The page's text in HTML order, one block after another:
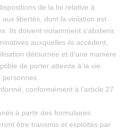
de la loi relative à
aux libertés, dont la violation est
Ils doivent notamment s’abstenir,
auxquelles ils accèdent,
détournée et d’une manière
de porter atteinte à la vie
conformément à l’article 27
à partir des formulaires
être transmis et exploités par